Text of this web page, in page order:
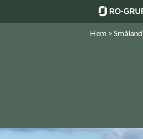
Hem > Småland